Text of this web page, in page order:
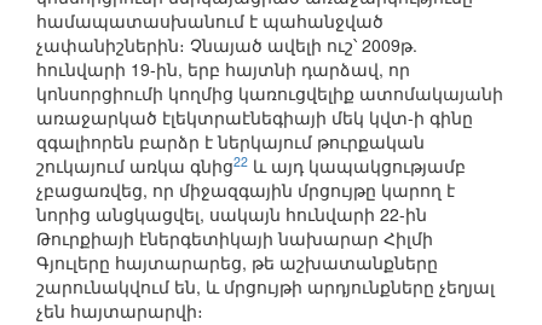
համապատասխանում է պահանջված
չափանիշներին։ Չնայած ավելի ուշ՝ 2009թ.
հունվարի 19-ին, երբ հայտնի դարձավ, որ
կոնսորցիումի կողմից կառուցվելիք ատոմակայանի
առաջարկած էլեկտրաէնեգիայի մեկ կվտ-ի գինը
զգալիորեն բարձր է ներկայում թուրքական
շուկայում առկա գնից22 և այդ կապակցությամբ
չբացառվեց, որ միջազգային մրցույթը կարող է
նորից անցկացվել, սակայն հունվարի 22-ին
Թուրքիայի էներգետիկայի նախարար Հիլմի
Գյուլերը հայտարարեց, թե աշխատանքները
շարունակվում են, և մրցույթի արդյունքները չեղյալ
չեն հայտարարվի։